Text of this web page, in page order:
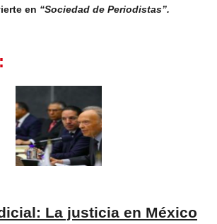
en “Sociedad de Periodistas”.
La justicia en México